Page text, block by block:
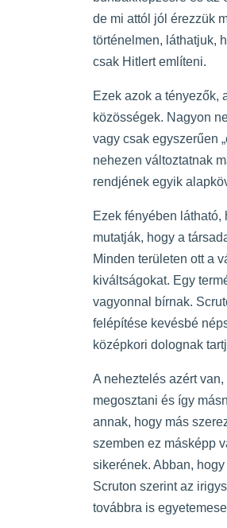
de mi attól jól érezzük
történelmen, láthatjuk,
csak Hitlert említeni.
Ezek azok a tényezők,
közösségek. Nagyon
vagy csak egyszerűen
nehezen változtatnak
rendjének egyik
Ezek fényében
mutatják, hogy a
Minden területen ott a
kiváltságokat. Egy
vagyonnal bírnak.
felépítése kevésbé
középkori dolognak
A neheztelés azért
megosztani és így
annak, hogy más
szemben ez másképp
sikerének. Abban,
Scruton szerint az
továbbra is